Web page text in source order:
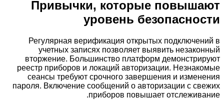
Привычки, которые повышают
уровень безопасности
Регулярная верификация открытых подключений в
учетных записях позволяет выявить незаконный
вторжение. Большинство платформ демонстрируют
реестр приборов и локаций авторизации. Незнакомые
сеансы требуют срочного завершения и изменения
пароля. Включение сообщений о авторизации с свежих
приборов повышает отслеживание.